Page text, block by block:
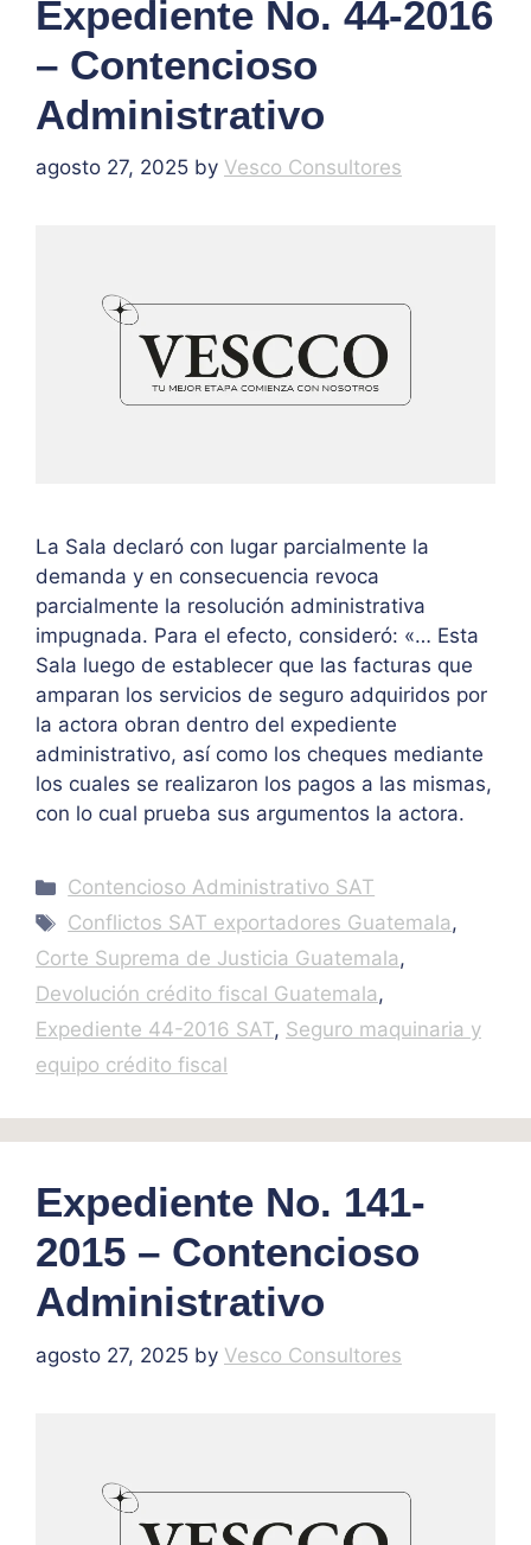
Expediente No. 44-2016
– Contencioso
Administrativo
agosto 27, 2025 by Vesco Consultores
La Sala declaró con lugar parcialmente la
demanda y en consecuencia revoca
parcialmente la resolución administrativa
impugnada. Para el efecto, consideró: «… Esta
Sala luego de establecer que las facturas que
amparan los servicios de seguro adquiridos por
la actora obran dentro del expediente
administrativo, así como los cheques mediante
los cuales se realizaron los pagos a las mismas,
con lo cual prueba sus argumentos la actora.
Categories
Contencioso Administrativo SAT
Tags
Conflictos SAT exportadores Guatemala,
Corte Suprema de Justicia Guatemala,
Devolución crédito fiscal Guatemala,
Expediente 44-2016 SAT, Seguro maquinaria y
equipo crédito fiscal
Expediente No. 141-
2015 – Contencioso
Administrativo
agosto 27, 2025 by Vesco Consultores